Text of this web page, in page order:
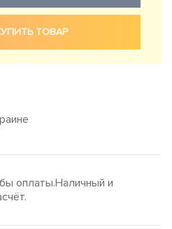
ТОВАР
оплаты.Наличный и